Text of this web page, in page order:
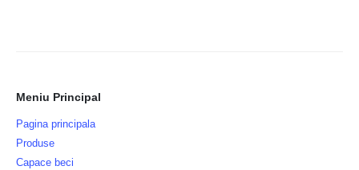
Meniu Principal
Pagina principala
Produse
Capace beci